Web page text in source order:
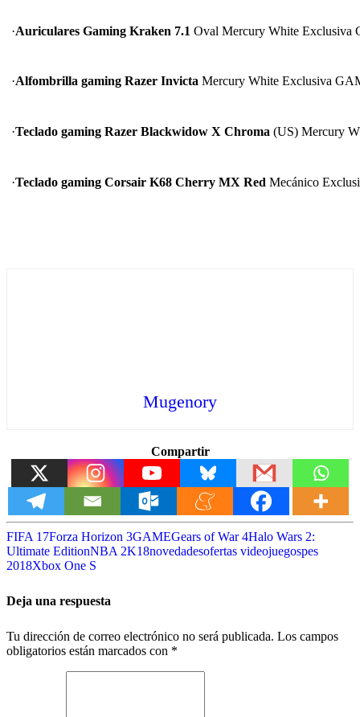
·Auriculares Gaming Kraken 7.1 Oval Mercury White Exclusiva
·Alfombrilla gaming Razer Invicta Mercury White Exclusiva
·Teclado gaming Razer Blackwidow X Chroma (US) Mercury
·Teclado gaming Corsair K68 Cherry MX Red Mecánico
Mugenory
Compartir
FIFA 17Forza Horizon 3GAMEGears of War 4Halo Wars 2:
Ultimate EditionNBA 2K18novedadesofertas videojuegospes
2018Xbox One S
Deja una respuesta
Tu dirección de correo electrónico no será publicada. Los campos
obligatorios están marcados con *